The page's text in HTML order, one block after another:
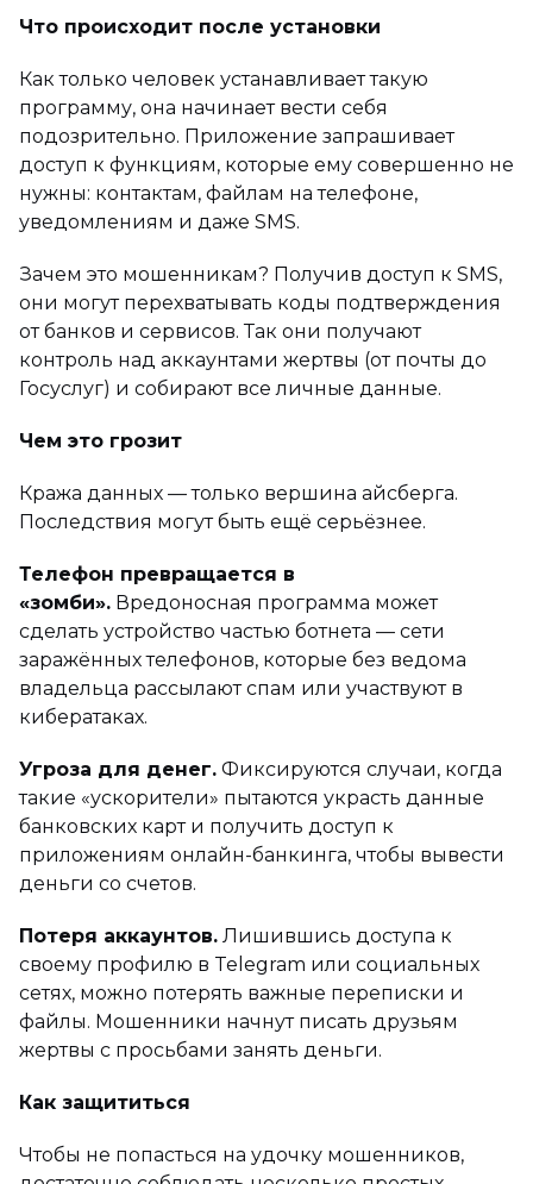
Что происходит после установки
Как только человек устанавливает такую
программу, она начинает вести себя
подозрительно. Приложение запрашивает
доступ к функциям, которые ему совершенно не
нужны: контактам, файлам на телефоне,
уведомлениям и даже SMS.
Зачем это мошенникам? Получив доступ к SMS,
они могут перехватывать коды подтверждения
от банков и сервисов. Так они получают
контроль над аккаунтами жертвы (от почты до
Госуслуг) и собирают все личные данные.
Чем это грозит
Кража данных — только вершина айсберга.
Последствия могут быть ещё серьёзнее.
Телефон превращается в
«зомби». Вредоносная программа может
сделать устройство частью ботнета — сети
заражённых телефонов, которые без ведома
владельца рассылают спам или участвуют в
кибератаках.
Угроза для денег. Фиксируются случаи, когда
такие «ускорители» пытаются украсть данные
банковских карт и получить доступ к
приложениям онлайн-банкинга, чтобы вывести
деньги со счетов.
Потеря аккаунтов. Лишившись доступа к
своему профилю в Telegram или социальных
сетях, можно потерять важные переписки и
файлы. Мошенники начнут писать друзьям
жертвы с просьбами занять деньги.
Как защититься
Чтобы не попасться на удочку мошенников,